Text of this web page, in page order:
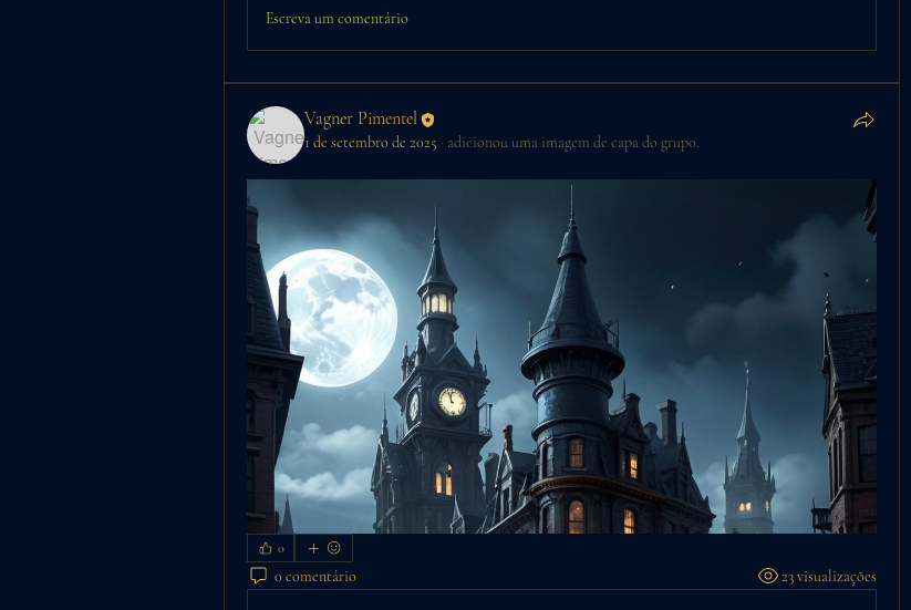
Escreva um comentário
Vagner Pimentel
1 de setembro de 2025 · adicionou uma imagem de capa do grupo.
0
0 comentário 23 visualizações